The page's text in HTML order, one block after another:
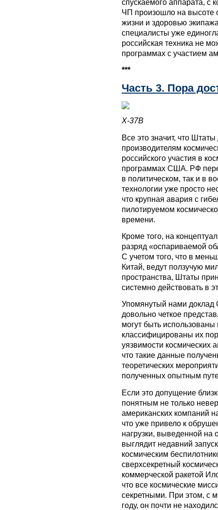
спускаемого аппарата, с
ЧП произошло на высоте
жизни и здоровью
специалисты уже
российская техника не
программах с участием
***
Часть 3. Пора
Х-37В
Все это значит, что
производителям
российского участия в
программах США. РФ
в политическом, так и в
технологии уже просто
что крупная авария с
пилотируемом
времени.
Кроме того, на
разряд «оспариваемой
С учетом того, что в
Китай, ведут ползучую
пространства, Штаты
системно действовать в
Упомянутый нами доклад
довольно четкое
могут быть
классифицированы их
уязвимости космических
что такие данные
теоретических
полученных опытным
Если это допущение
понятным не только
американских компаний
что уже привело к
нагрузки, выведенной на
выглядит недавний
космическим
сверхсекретный
коммерческой ракетой
что все космические
секретными. При этом, с
году, он почти не